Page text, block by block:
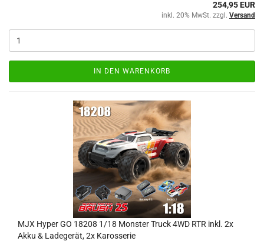
254,95 EUR
inkl. 20% MwSt. zzgl. Versand
IN DEN WARENKORB
MJX Hyper GO 18208 1/18 Monster Truck 4WD RTR inkl. 2x
Akku & Ladegerät, 2x Karosserie